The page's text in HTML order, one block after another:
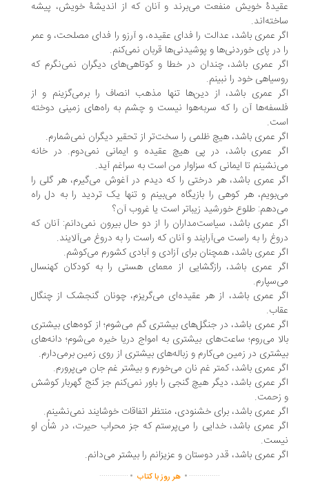
عقیدۀ خویش منفعت می‌برند و آنان که از اندیشۀ خویش، پیشه
ساخته‌اند.
اگر عمری باشد، عدالت را فدای عقیده، و آرزو را فدای مصلحت، و عمر
را در پای خوردنی‌ها و پوشیدنی‌ها قربان نمی‌کنم.
اگر عمری باشد، چندان در خطا و کوتاهی‌های دیگران نمی‌نگرم که
روسیاهی خود را نبینم.
اگر عمری باشد، از دین‌ها تنها مذهب انصاف را برمی‌گزینم و از
فلسفه‌ها آن را که سربه‌هوا نیست و چشم به راه‌های زمینی دوخته
است.
اگر عمری باشد، هیچ ظلمی را سخت‌تر از تحقیر دیگران نمی‌شمارم.
اگر عمری باشد، در پی هیچ عقیده و ایمانی نمی‌دوم. در خانه
می‌نشینم تا ایمانی که سزاوار من است به سراغم آید.
اگر عمری باشد، هر درختی را که دیدم در آغوش می‌گیرم، هر گلی را
می‌بویم، هر کوهی را بازیگاه می‌بینم و تنها یک تردید را به دل راه
می‌دهم: طلوع خورشید زیباتر است یا غروب آن؟
اگر عمری باشد، سیاست‌مداران را از دو حال بیرون نمی‌دانم: آنان که
دروغ را به راست می‌آرایند و آنان که راست را به دروغ می‌آلایند.
اگر عمری باشد، همچنان برای آزادی و آبادی کشورم می‌کوشم.
اگر عمری باشد، رازگشایی از معمای هستی را به کودکان کهنسال
می‌سپارم.
اگر عمری باشد، از هر عقیده‌ای می‌گریزم، چونان گنجشک از چنگال
عقاب.
اگر عمری باشد، در جنگل‌های بیشتری گم می‌شوم؛ از کوه‌های بیشتری
بالا می‌روم؛ ساعت‌های بیشتری به امواج‌ دریا خیره می‌شوم؛ دانه‌های
بیشتری در زمین می‌کارم و زباله‌های بیشتری از روی زمین برمی‌دارم.
اگر عمری باشد، کمتر غم نان می‌خورم و بیشتر غم جان می‌پرورم.
اگر عمری باشد، دیگر هیچ گنجی را باور نمی‌کنم جز گنج گهربار کوشش
و زحمت.
اگر عمری باشد، برای خشنودی، منتظر اتفاقات خوشایند نمی‌نشینم.
اگر عمری باشد، خدایی را می‌پرستم که جز محراب حیرت، در شاُن او
نیست.
اگر عمری باشد، قدر دوستان و عزیزانم را بیشتر می‌دانم.
...............
. هر روز با کتاب .
..............